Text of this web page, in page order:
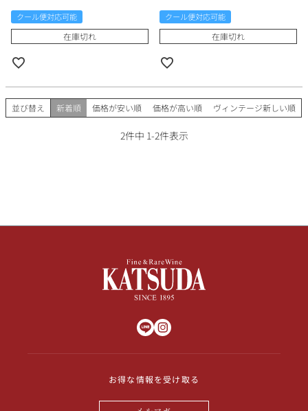
イーグル
ローヌ その他
その他
スパークリング ロゼワイン
ワインセット
40,000円〜79,999円
80,000円〜99,999円
お得な情報を受け取る
メルマガ
お問い合わせ
クール便対応可能
在庫切れ
クール便対応可能
在庫切れ
並び替え 新着順 価格が安い順 価格が高い順 ヴィンテージ新しい順
2件中 1-2件表示
お得な情報を受け取る